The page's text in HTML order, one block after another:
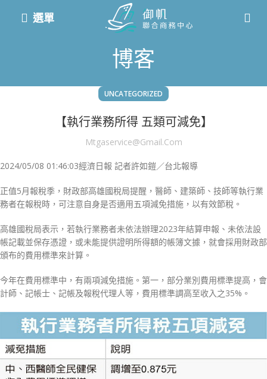
選單
博客
UNCATEGORIZED
【執行業務所得 五類可減免】
Mtgaservice@gmail.com
2024/05/08 01:46:03經濟日報 記者許如鎧／台北報導
正值5月報稅季，財政部高雄國稅局提醒，醫師、建築師、技師等執行業
務者在報稅時，可注意自身是否適用五項減免措施，以有效節稅。
高雄國稅局表示，若執行業務者未依法辦理2023年結算申報、未依法設
帳記載並保存憑證，或未能提供證明所得額的帳簿文據，就會採用財政部
頒布的費用標準來計算。
今年在費用標準中，有兩項減免措施。第一，部分業別費用標準提高，會
計師、記帳士、記帳及報稅代理人等，費用標準調高至收入之35%。